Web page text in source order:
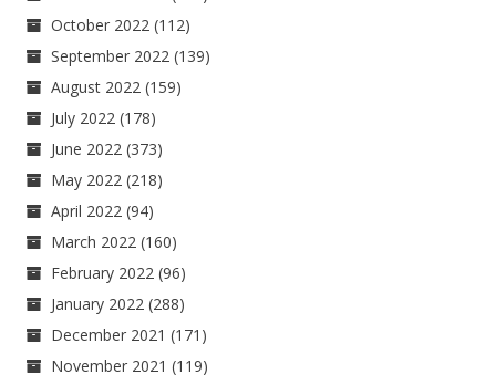
October 2022 (112)
September 2022 (139)
August 2022 (159)
July 2022 (178)
June 2022 (373)
May 2022 (218)
April 2022 (94)
March 2022 (160)
February 2022 (96)
January 2022 (288)
December 2021 (171)
November 2021 (119)